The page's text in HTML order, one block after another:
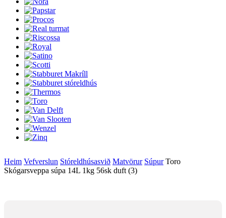
Heim Vefverslun Stóreldhúsasvið Matvörur Súpur Toro
Skógarsveppa súpa 14L 1kg 56sk duft (3)